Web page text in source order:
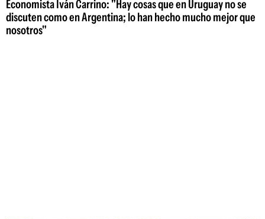
Economista Iván Carrino: "Hay cosas que en Uruguay no se
discuten como en Argentina; lo han hecho mucho mejor que
nosotros"